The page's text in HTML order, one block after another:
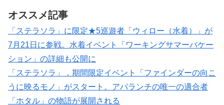
オススメ記事
「ステラソラ」に限定★5巡遊者「ウィロー（水着）」が
7月21日に参戦。水着イベント「ワーキングサマーバケー
ション」の詳細も公開に
「ステラソラ」，期間限定イベント「ファインダーの向こ
うに映るモノ」がスタート。アバランチの唯一の適合者
「ホタル」の物語が展開される